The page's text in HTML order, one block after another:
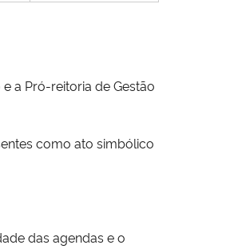
a Pró-reitoria de Gestão
como ato simbólico
das agendas e o